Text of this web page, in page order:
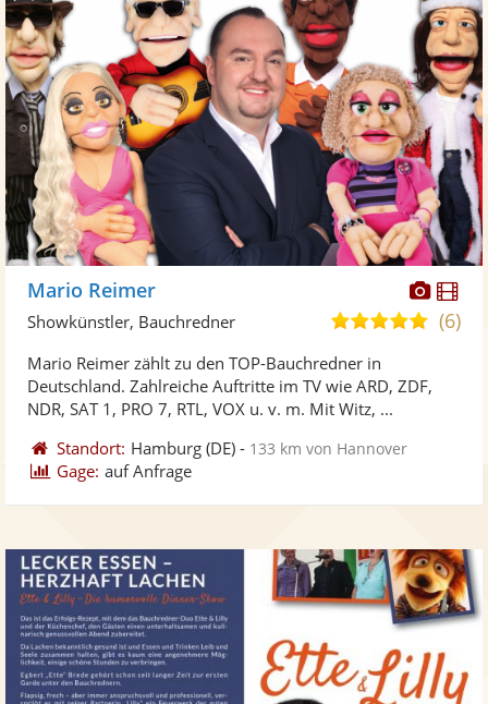
Mario Reimer
5,0
Sternen
(6)
Showkünstler, Bauchredner
Mario Reimer zählt zu den TOP-Bauchredner in
Deutschland. Zahlreiche Auftritte im TV wie ARD, ZDF,
NDR, SAT 1, PRO 7, RTL, VOX u. v. m. Mit Witz, ...
Standort: Hamburg (DE) - 133 km von Hannover
Gage: auf Anfrage